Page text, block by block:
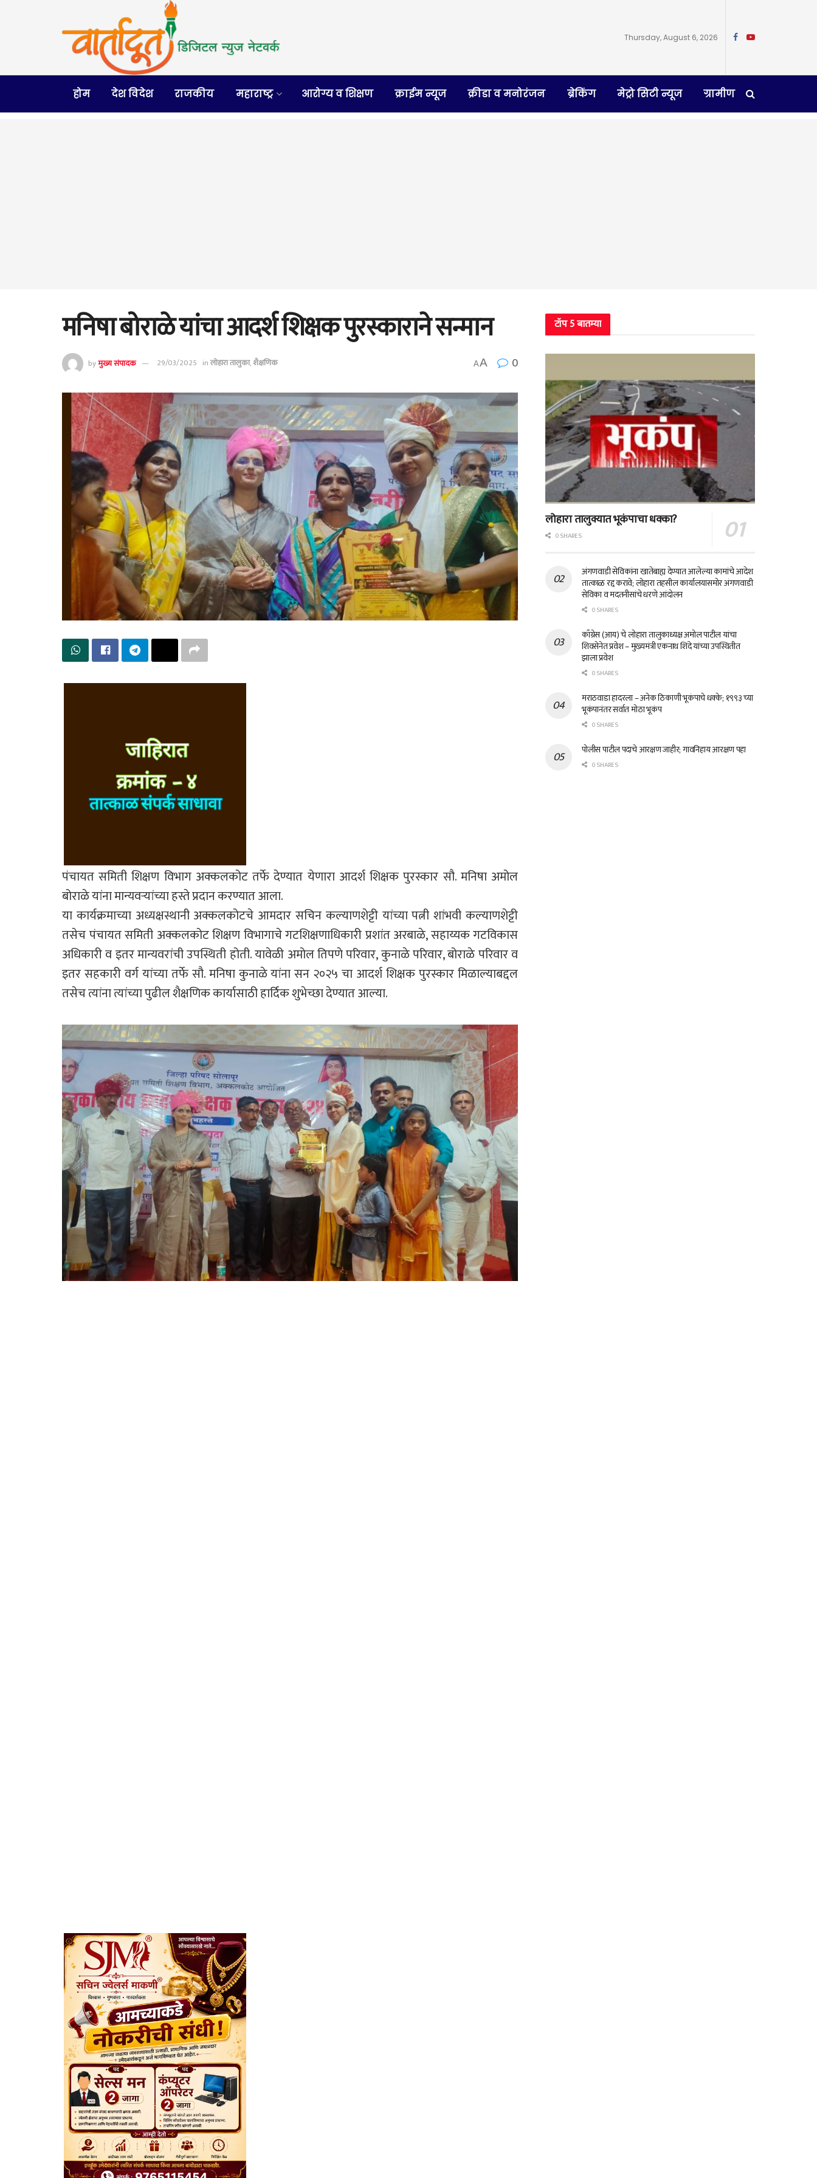
Thursday, August 6, 2026
होम देश विदेश राजकीय महाराष्ट्र आरोग्य व शिक्षण क्राईम न्यूज क्रीडा व मनोरंजन ब्रेकिंग मेट्रो सिटी न्यूज ग्रामीण
मनिषा बोराळे यांचा आदर्श शिक्षक पुरस्काराने सन्मान
byमुख्य संपादक 29/03/2025 inलोहारा तालुका,शैक्षणिक AA 0
पंचायत समिती शिक्षण विभाग अक्कलकोट तर्फे देण्यात येणारा आदर्श शिक्षक पुरस्कार सौ. मनिषा अमोल
बोराळे यांना मान्यवऱ्यांच्या हस्ते प्रदान करण्यात आला.
या कार्यक्रमाच्या अध्यक्षस्थानी अक्कलकोटचे आमदार सचिन कल्याणशेट्टी यांच्या पत्नी शांभवी कल्याणशेट्टी
तसेच पंचायत समिती अक्कलकोट शिक्षण विभागाचे गटशिक्षणाधिकारी प्रशांत अरबाळे, सहाय्यक गटविकास
अधिकारी व इतर मान्यवरांची उपस्थिती होती. यावेळी अमोल तिपणे परिवार, कुनाळे परिवार, बोराळे परिवार व
इतर सहकारी वर्ग यांच्या तर्फे सौ. मनिषा कुनाळे यांना सन २०२५ चा आदर्श शिक्षक पुरस्कार मिळाल्याबद्दल
तसेच त्यांना त्यांच्या पुढील शैक्षणिक कार्यासाठी हार्दिक शुभेच्छा देण्यात आल्या.
टॉप 5 बातम्या
लोहारा तालुक्यात भूकंपाचा धक्का?
0 SHARES
अंगणवाडी सेविकांना खातेबाह्य देण्यात आलेल्या कामांचे आदेश
तात्काळ रद्द करावे; लोहारा तहसील कार्यालयासमोर अंगणवाडी
सेविका व मदतनीसांचे धरणे आंदोलन
0 SHARES
काँग्रेस (आय) चे लोहारा तालुकाध्यक्ष अमोल पाटील यांचा
शिवसेनेत प्रवेश – मुख्यमंत्री एकनाथ शिंदे यांच्या उपस्थितीत
झाला प्रवेश
0 SHARES
मराठवाडा हादरला – अनेक ठिकाणी भूकंपाचे धक्के; १९९३ च्या
भूकंपानंतर सर्वात मोठा भूकंप
0 SHARES
पोलीस पाटील पदाचे आरक्षण जाहीर; गावनिहाय आरक्षण पहा
0 SHARES